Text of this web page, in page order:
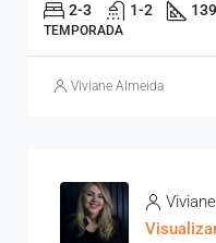
2-3 1-2
TEMPORADA
Viviane Almeida